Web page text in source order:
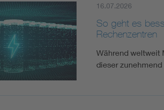
16.07.2026
So geht es
Rechenzentren
Während weltweit
dieser